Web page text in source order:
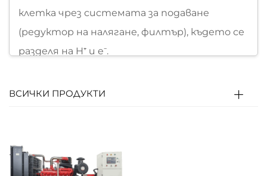
клетка чрез системата за подаване
(редуктор на налягане, филтър), където се
разделя на H⁺ и e⁻.
електролитната мембрана; e⁻ формират
се образува вода (единствен емисионен
продукт); системата за управление
ВСИЧКИ ПРОДУКТИ